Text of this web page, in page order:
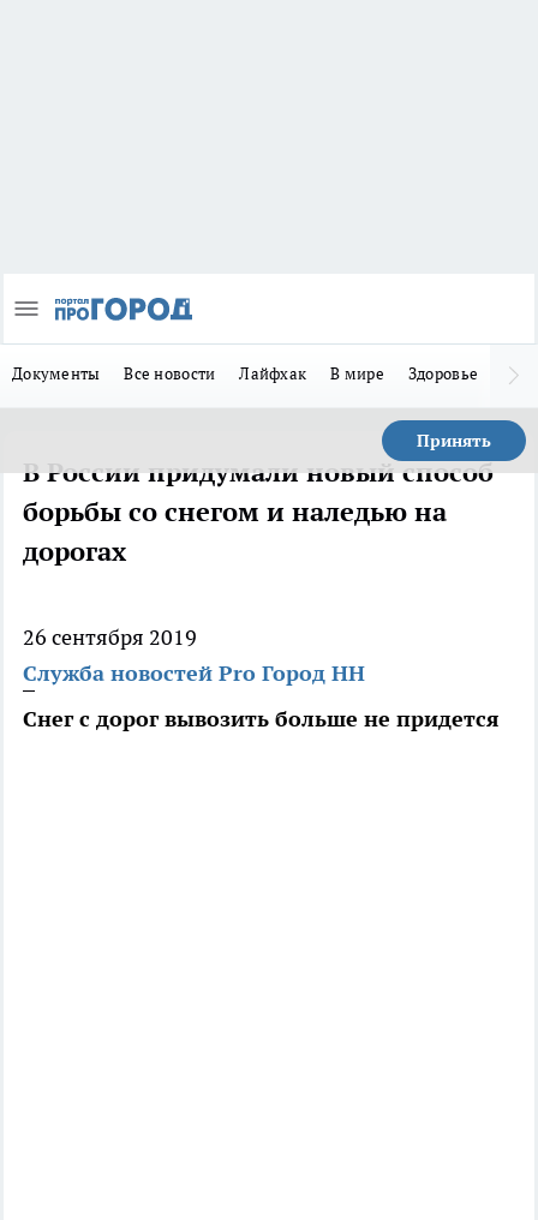
Документы Все новости Лайфхак В мире Здоровье
Принять
В России придумали новый способ
борьбы со снегом и наледью на
дорогах
26 сентября 2019
Служба новостей Pro Город НН
Снег с дорог вывозить больше не придется